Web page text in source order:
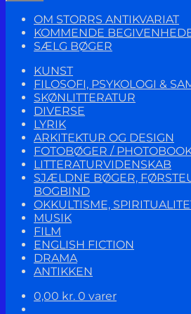
OM STORRS ANTIKVARIAT
KOMMENDE
SÆLG BØGER
KUNST
FILOSOFI, PSYKOLOGI &
SKØNLITTERATUR
DIVERSE
LYRIK
ARKITEKTUR OG DESIGN
FOTOBØGER /
LITTERATURVIDENSKAB
SJÆLDNE BØGER,
BOGBIND
OKKULTISME,
MUSIK
FILM
ENGLISH FICTION
DRAMA
ANTIKKEN
0,00 kr. 0 varer